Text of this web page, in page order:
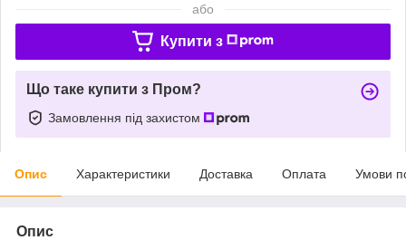
або
Купити з
Що таке купити з Пром?
Замовлення під захистом
Опис Характеристики Доставка Оплата Умови
Опис